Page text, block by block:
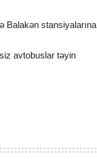
Balakən stansiyalarına
avtobuslar təyin